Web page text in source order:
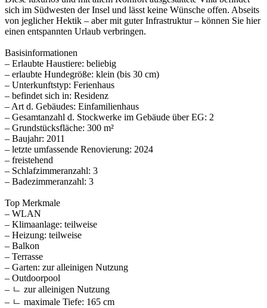
sich im Südwesten der Insel und lässt keine Wünsche offen. Abseits
von jeglicher Hektik – aber mit guter Infrastruktur – können Sie hier
einen entspannten Urlaub verbringen.
Basisinformationen
– Erlaubte Haustiere: beliebig
– erlaubte Hundegröße: klein (bis 30 cm)
– Unterkunftstyp: Ferienhaus
– befindet sich in: Residenz
– Art d. Gebäudes: Einfamilienhaus
– Gesamtanzahl d. Stockwerke im Gebäude über EG: 2
– Grundstücksfläche: 300 m²
– Baujahr: 2011
– letzte umfassende Renovierung: 2024
– freistehend
– Schlafzimmeranzahl: 3
– Badezimmeranzahl: 3
Top Merkmale
– WLAN
– Klimaanlage: teilweise
– Heizung: teilweise
– Balkon
– Terrasse
– Garten: zur alleinigen Nutzung
– Outdoorpool
– ㄴ zur alleinigen Nutzung
– ㄴ maximale Tiefe: 165 cm